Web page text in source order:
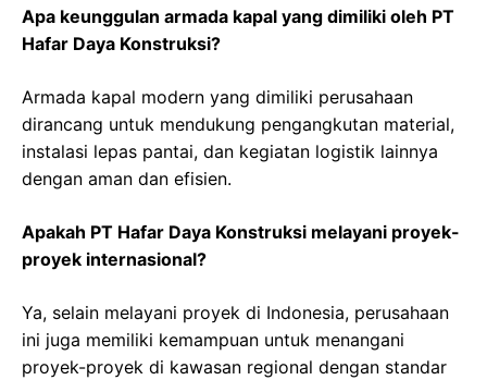
Apa keunggulan armada kapal yang dimiliki oleh PT
Hafar Daya Konstruksi?
Armada kapal modern yang dimiliki perusahaan
dirancang untuk mendukung pengangkutan material,
instalasi lepas pantai, dan kegiatan logistik lainnya
dengan aman dan efisien.
Apakah PT Hafar Daya Konstruksi melayani proyek-
proyek internasional?
Ya, selain melayani proyek di Indonesia, perusahaan
ini juga memiliki kemampuan untuk menangani
proyek-proyek di kawasan regional dengan standar